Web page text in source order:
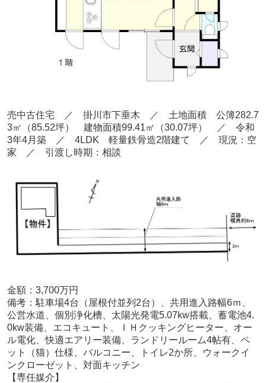
売中古住宅 ／ 掛川市下垂木
／ 土地面積 公簿282.7
3㎡ （85.52坪） 建物面積99.41㎡（30.07坪） ／ 令和
3年4月 築 ／ 4LDK 軽量鉄骨造2階建て
／ 現況：空
家 ／ 引渡し時期：相談
金額：3,700万円
備考： 駐車場4台（屋根付並列2台）、共用進入路幅6ｍ、
公営水道、個別浄化槽、太陽光発電5.07kw搭載、蓄電池4.
0kw装備、エコキュート、ＩＨクッキングヒーター、オー
ル電化、快適エアリー装備、ランドリールーム4帖有、ペ
ット（猫）仕様、バルコニー、トイレ2か所、ウォークイ
ンクローゼット、対面キッチン
【専任媒介 】